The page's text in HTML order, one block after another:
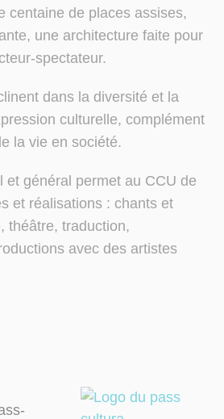
centaine de places assises,
une architecture faite pour
spectateur.
dans la diversité et la
culturelle, complément
la vie en société.
et général permet au CCU de
et réalisations : chants et
théâtre, traduction,
avec des artistes